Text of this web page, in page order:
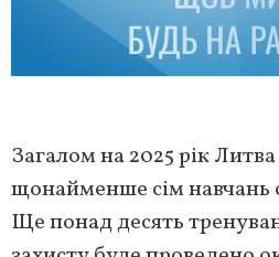
Загалом на 2025 рік
щонайменше сім навчань
Ще понад десять